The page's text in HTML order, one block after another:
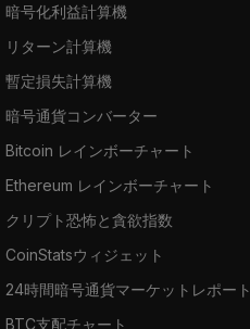
暗号化利益計算機
リターン計算機
暫定損失計算機
暗号通貨コンバーター
Bitcoin レインボーチャート
Ethereum レインボーチャート
クリプト恐怖と貪欲指数
CoinStatsウィジェット
24時間暗号通貨マーケットレポート
BTC支配チャート